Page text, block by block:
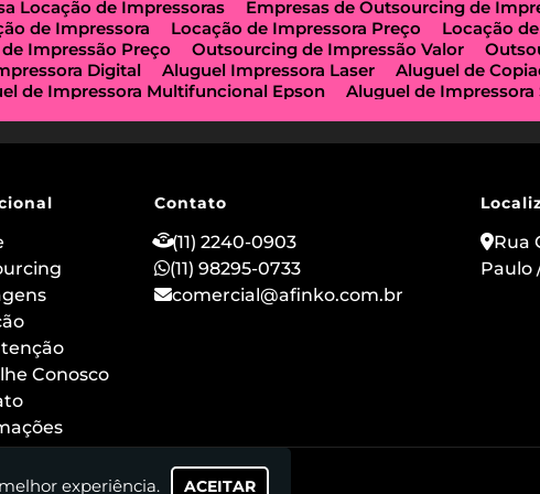
Locação de Impressoras
Empresas de Outsourcing de
de Impressora Locação de Impressora Preço
Locação
Impressão Preço Outsourcing de Impressão Valor
Digital Aluguel Impressora Laser
Aluguel de
de Impressora Multifuncional Epson Aluguel de Impressora
de Impressoras a Laser Locação de Impressoras em São Paulo
de Impressora Hp
Impressoras Locação de Máquina Copiadora
de Impressora a Laser Aluguel de Imprimidora Térmica
de Impressoras para Comércios
Locação de Impressoras
de Impressoras para Escolas
Serviço de Manutenção de
Impressora Térmica para Evento
de Impressoras Epson
Locação de Impressoras Multifuncionais em Sp
Conosco
Contato
(11) 2240-0903
(11) 98295-0733
comercial@afinko.com.br
Rua
Paulo
experiência. ACEITAR